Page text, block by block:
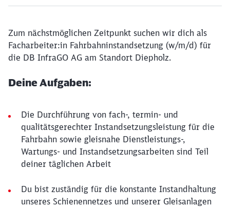
Zum nächstmöglichen Zeitpunkt suchen wir dich als
Facharbeiter:in Fahrbahninstandsetzung (w/m/d) für
die DB InfraGO AG am Standort Diepholz.
Deine Aufgaben:
Die Durchführung von fach-, termin- und
qualitätsgerechter Instandsetzungsleistung für die
Fahrbahn sowie gleisnahe Dienstleistungs-,
Wartungs- und Instandsetzungsarbeiten sind Teil
deiner täglichen Arbeit
Du bist zuständig für die konstante Instandhaltung
unseres Schienennetzes und unserer Gleisanlagen